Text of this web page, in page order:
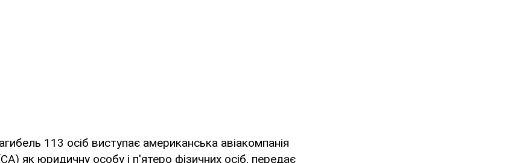
113 осіб виступає американська авіакомпанія
як юридичну особу і п'ятеро фізичних осіб, передає